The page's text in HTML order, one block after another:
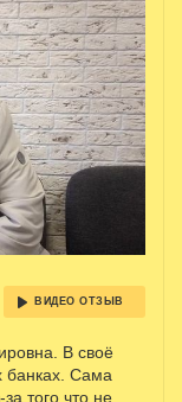
ВИДЕО ОТЗЫВ
В своё
банках. Сама
того что не